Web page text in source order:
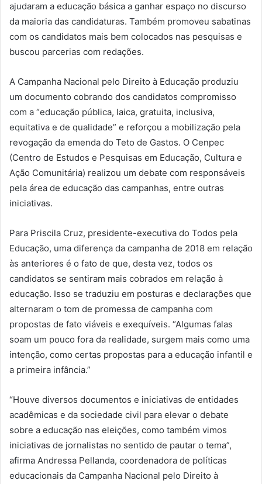
ajudaram a educação básica a ganhar espaço no discurso
da maioria das candidaturas. Também promoveu sabatinas
com os candidatos mais bem colocados nas pesquisas e
buscou parcerias com redações.
A Campanha Nacional pelo Direito à Educação produziu
um documento cobrando dos candidatos compromisso
com a “educação pública, laica, gratuita, inclusiva,
equitativa e de qualidade” e reforçou a mobilização pela
revogação da emenda do Teto de Gastos. O Cenpec
(Centro de Estudos e Pesquisas em Educação, Cultura e
Ação Comunitária) realizou um debate com responsáveis
pela área de educação das campanhas, entre outras
iniciativas.
Para Priscila Cruz, presidente-executiva do Todos pela
Educação, uma diferença da campanha de 2018 em relação
às anteriores é o fato de que, desta vez, todos os
candidatos se sentiram mais cobrados em relação à
educação. Isso se traduziu em posturas e declarações que
alternaram o tom de promessa de campanha com
propostas de fato viáveis e exequíveis. “Algumas falas
soam um pouco fora da realidade, surgem mais como uma
intenção, como certas propostas para a educação infantil e
a primeira infância.”
“Houve diversos documentos e iniciativas de entidades
acadêmicas e da sociedade civil para elevar o debate
sobre a educação nas eleições, como também vimos
iniciativas de jornalistas no sentido de pautar o tema”,
afirma Andressa Pellanda, coordenadora de políticas
educacionais da Campanha Nacional pelo Direito à